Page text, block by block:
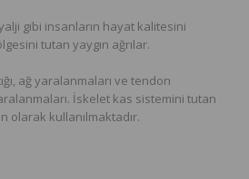
gibi insanların hayat kalitesini
tutan yaygın ağrılar.
ağ yaralanmaları ve tendon
İskelet kas sistemini tutan
olarak kullanılmaktadır.